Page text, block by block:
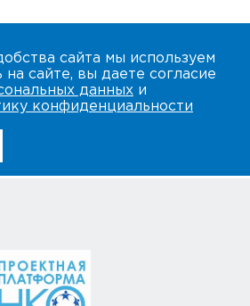
сайта мы используем
на сайте, вы даете согласие
данных и
конфиденциальности